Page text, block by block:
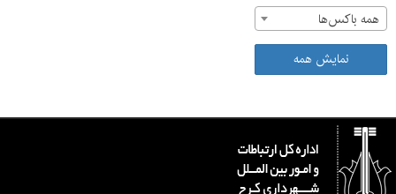
همه باکس‌ها
نمایش همه